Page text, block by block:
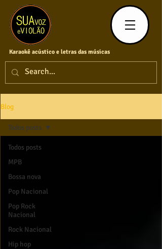
Karaokê acústico e letras das músicas
Blog
Todos posts
MPB
Bossa nova
Pop Nacional
Pop Rock
Nacional
Rock Nacional
Hip hop
Todos posts